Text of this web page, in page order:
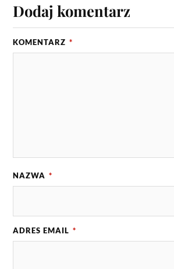
Dodaj komentarz
KOMENTARZ *
NAZWA *
ADRES EMAIL *